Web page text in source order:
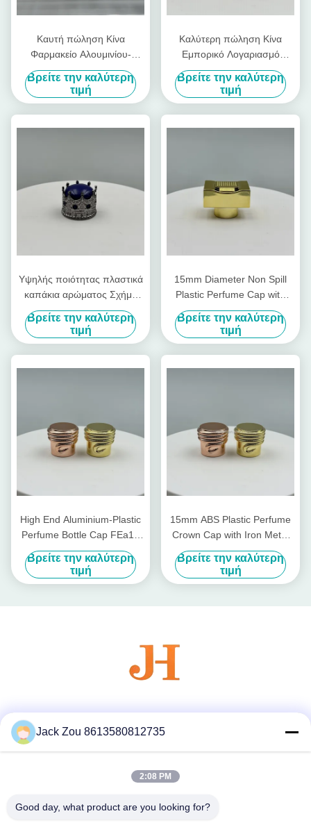
Καυτή πώληση Κίνα
Φαρμακείο Αλουμινίου-
Πλαστικού Μπουκάλι
Αρώματος Καπάκι Fea15
Μοντέλο Σιδηρούνου
Μεταλλικού Τύπου Κάλυψη
Βρείτε την καλύτερη
τιμή
Καλύτερη πώληση Κίνα
Εμπορικό Λογαριασμό
πλαστικών καπάκια
αρώματος λαμπερό καπάκι
αρώματος πολυτελή 15mm
αλουμινίου πλαστικό
μπουκάλι κάλυμμα
Βρείτε την καλύτερη
τιμή
Υψηλής ποιότητας πλαστικά
καπάκια αρώματος Σχήμα
στέμματος Λάμπερο καπάκι
αρώματος πλαστικό καπάκι
μπουκαλιού πλαστικό
κάλυμμα χρυσό υπάρχον
καπάκι εργοστασίου
Βρείτε την καλύτερη
τιμή
15mm Diameter Non Spill
Plastic Perfume Cap with
Customizable Design for
Premium Packaging
Βρείτε την καλύτερη
τιμή
High End Aluminium-Plastic
Perfume Bottle Cap FEa15
with Non Spill Design and 15
mm Diameter
Βρείτε την καλύτερη
τιμή
15mm ABS Plastic Perfume
Crown Cap with Iron Metal
Pump for Non-Refillable
Bottle Closures in Cosmetics
Industry
Βρείτε την καλύτερη
τιμή
Γρήγορη επικοινωνία
Τηλεφώνημα
Jack Zou 8613580812735
2:08 PM
Good day, what product are you looking for?